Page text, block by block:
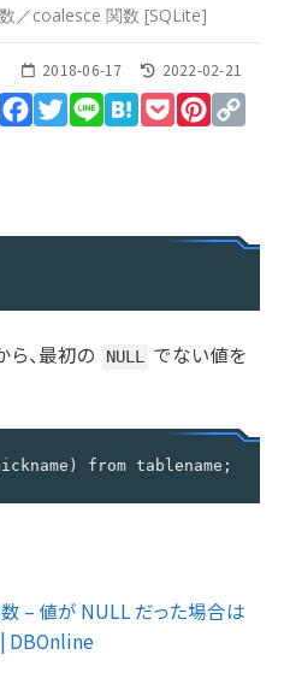
／coalesce 関数 [SQLite]
2018-06-17 2022-02-21
Facebook
Twitter
Line HatenaPocket
、最初の NULL
でない値を
from tablename;
– 値が NULL だった場合は
DBOnline